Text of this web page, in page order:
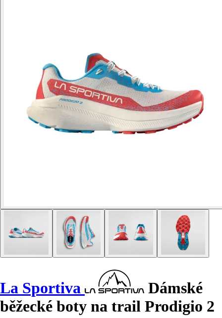
La Sportiva
Dámské
běžecké boty na trail Prodigio 2